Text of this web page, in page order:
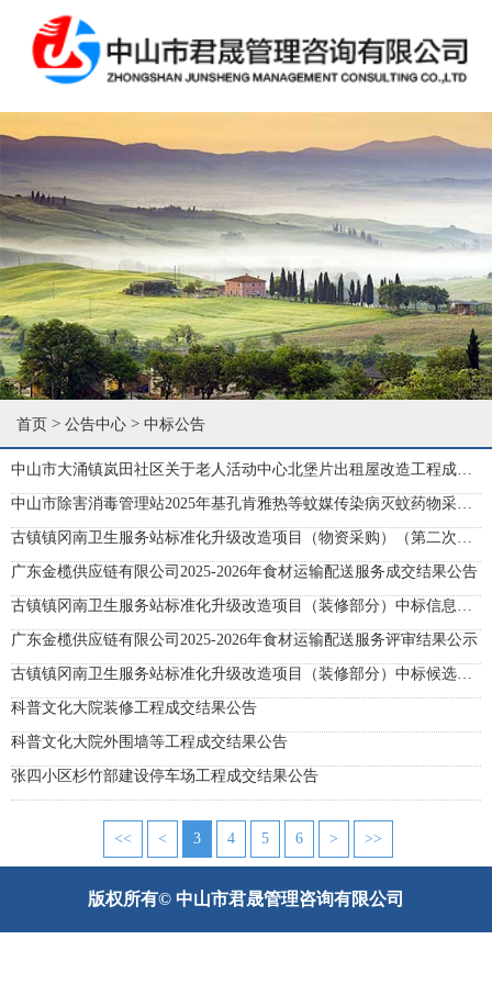
首页 > 公告中心 > 中标公告
中山市大涌镇岚田社区关于老人活动中心北堡片出租屋改造工程成交结果公告
中山市除害消毒管理站2025年基孔肯雅热等蚊媒传染病灭蚊药物采购项目成交结果公告
古镇镇冈南卫生服务站标准化升级改造项目（物资采购）（第二次）成交结果公告
广东金榄供应链有限公司2025-2026年食材运输配送服务成交结果公告
古镇镇冈南卫生服务站标准化升级改造项目（装修部分）中标信息公布
广东金榄供应链有限公司2025-2026年食材运输配送服务评审结果公示
古镇镇冈南卫生服务站标准化升级改造项目（装修部分）中标候选人公示
科普文化大院装修工程成交结果公告
科普文化大院外围墙等工程成交结果公告
张四小区杉竹部建设停车场工程成交结果公告
<< < 3 4 5 6 > >>
版权所有© 中山市君晟管理咨询有限公司